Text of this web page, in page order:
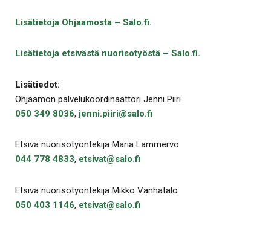
Lisätietoja Ohjaamosta – Salo.fi.
Lisätietoja etsivästä nuorisotyöstä – Salo.fi.
Lisätiedot:
Ohjaamon palvelukoordinaattori Jenni Piiri
050 349 8036, jenni.piiri@salo.fi
Etsivä nuorisotyöntekijä Maria Lammervo
044 778 4833, etsivat@salo.fi
Etsivä nuorisotyöntekijä Mikko Vanhatalo
050 403 1146, etsivat@salo.fi